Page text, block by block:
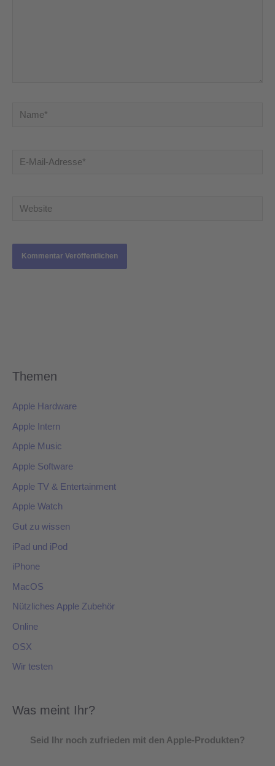
Name*
E-
Website
Themen
Apple Hardware
Apple Intern
Apple Music
Apple Software
Apple TV & Entertainment
Apple Watch
Gut zu wissen
iPad und iPod
iPhone
MacOS
Nützliches Apple Zubehör
Online
OSX
Wir testen
Was meint Ihr?
Seid Ihr noch zufrieden mit den Apple-Produkten?